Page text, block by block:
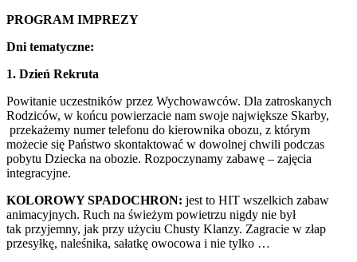
PROGRAM IMPREZY
Dni tematyczne:
1. Dzień Rekruta
Powitanie uczestników przez Wychowawców. Dla zatroskanych
Rodziców, w końcu powierzacie nam swoje największe Skarby,
przekażemy numer telefonu do kierownika obozu, z którym
możecie się Państwo skontaktować w dowolnej chwili podczas
pobytu Dziecka na obozie. Rozpoczynamy zabawę – zajęcia
integracyjne.
KOLOROWY SPADOCHRON: jest to HIT wszelkich zabaw
animacyjnych. Ruch na świeżym powietrzu nigdy nie był
tak przyjemny, jak przy użyciu Chusty Klanzy. Zagracie w złap
przesyłkę, naleśnika, sałatkę owocowa i nie tylko …